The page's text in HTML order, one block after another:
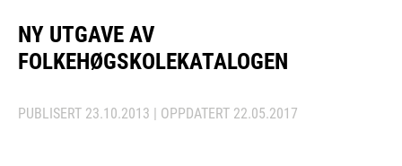
NY UTGAVE AV
FOLKEHØGSKOLEKATALOGEN
PUBLISERT 23.10.2013 | OPPDATERT 22.05.2017